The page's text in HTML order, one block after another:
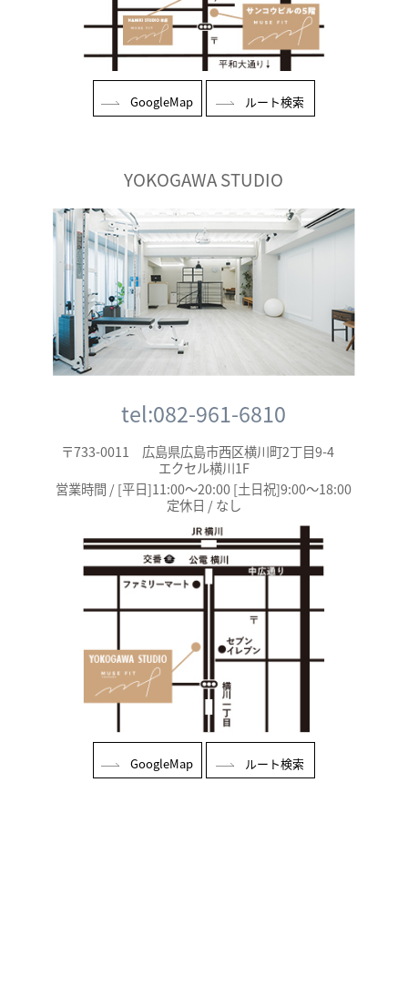
GoogleMap ルート検索
YOKOGAWA STUDIO
tel:082-961-6810
〒733-0011 広島県広島市西区横川町2丁目9-4
エクセル横川1F
営業時間 / [平日]11:00～20:00 [土日祝]9:00～18:00
定休日 / なし
GoogleMap ルート検索